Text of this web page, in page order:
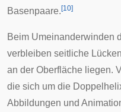
Basenpaare. [10]
Beim Umeinanderwinden
verbleiben seitliche
an der Oberfläche liegen.
die sich um die
Abbildungen und